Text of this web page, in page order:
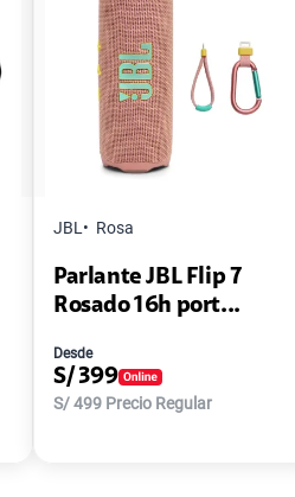
JBL Rosa
Parlante JBL Flip 7
Rosado 16h port...
Desde
S/ 399
S/499 Precio Regular